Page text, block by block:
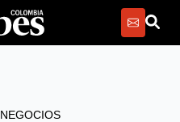
NEGOCIOS